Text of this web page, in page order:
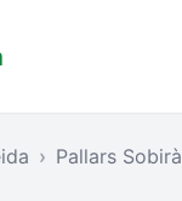
Pallars Sobirà